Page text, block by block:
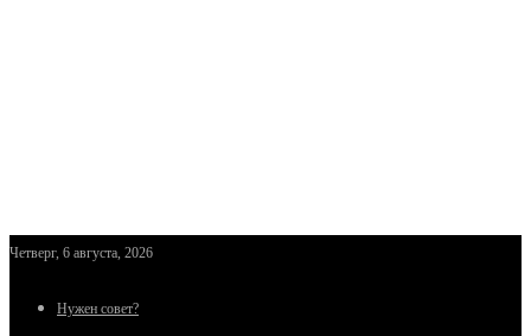
Четверг, 6 августа, 2026
Нужен совет?